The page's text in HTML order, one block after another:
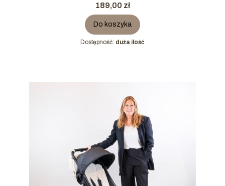
Cena
189,00 zł
Do koszyka
Dostępność: duża ilość